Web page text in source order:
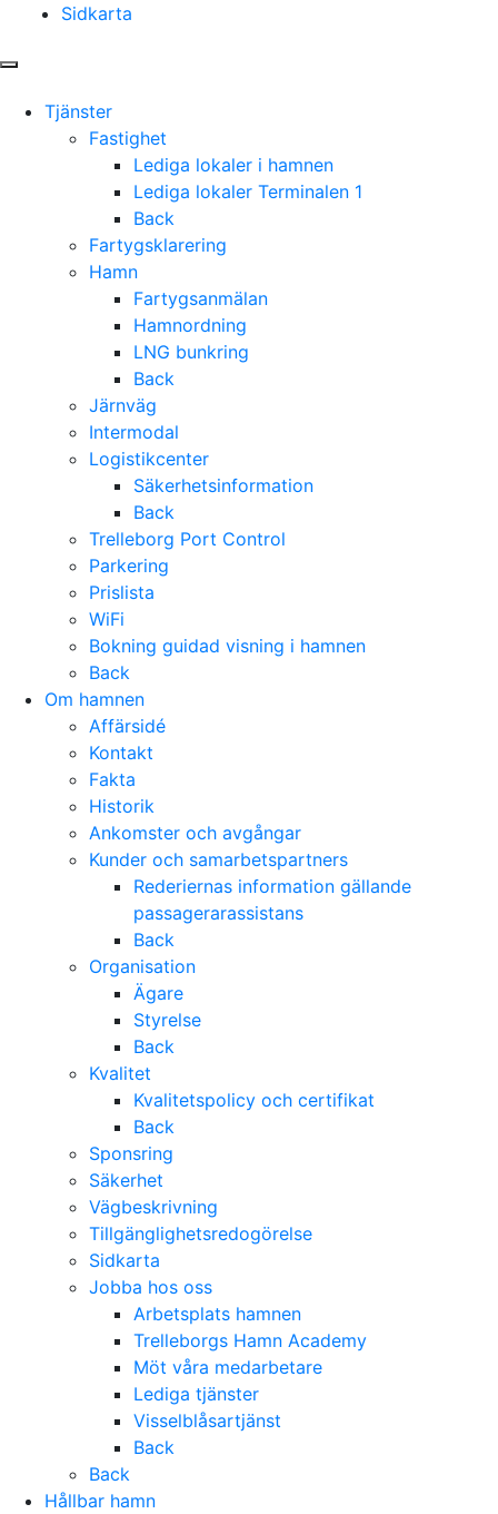
Sidkarta
Tjänster
Fastighet
Lediga lokaler i hamnen
Lediga lokaler Terminalen 1
Back
Fartygsklarering
Hamn
Fartygsanmälan
Hamnordning
LNG bunkring
Back
Järnväg
Intermodal
Logistikcenter
Säkerhetsinformation
Back
Trelleborg Port Control
Parkering
Prislista
WiFi
Bokning guidad visning i hamnen
Back
Om hamnen
Affärsidé
Kontakt
Fakta
Historik
Ankomster och avgångar
Kunder och samarbetspartners
Rederiernas information gällande
passagerarassistans
Back
Organisation
Ägare
Styrelse
Back
Kvalitet
Kvalitetspolicy och certifikat
Back
Sponsring
Säkerhet
Vägbeskrivning
Tillgänglighetsredogörelse
Sidkarta
Jobba hos oss
Arbetsplats hamnen
Trelleborgs Hamn Academy
Möt våra medarbetare
Lediga tjänster
Visselblåsartjänst
Back
Back
Hållbar hamn